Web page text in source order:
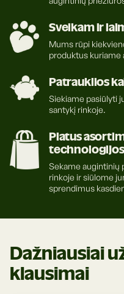
Sveikam ir
Mums rūpi
produktus kuriame
Patrauklios
Siekiame pasiūlyti
santykį rinkoje.
Platus
technologijos
Sekame augintinių
rinkoje ir siūlome
sprendimus
Dažniausiai
klausimai